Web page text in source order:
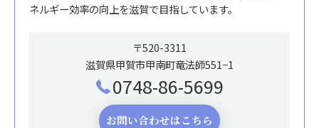
ネルギー効率の向上を滋賀で目指しています。
〒520-3311
滋賀県甲賀市甲南町竜法師551−1
0748-86-5699
お問い合わせはこちら